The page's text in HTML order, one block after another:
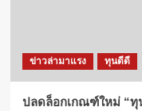
ข่าวล่ามาแรง ทุนดีดี
ปลดล็อกเกณฑ์ใหม่ “ทุ